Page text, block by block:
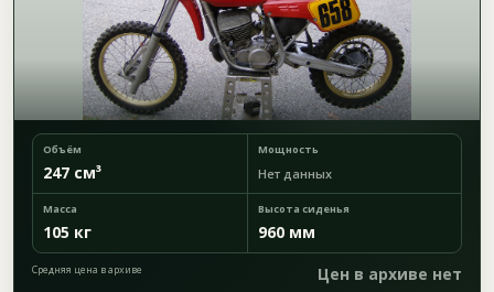
Объём
247 см³
Мощность
Нет данных
Масса
105 кг
Высота сиденья
960 мм
Средняя цена в архиве Цен в архиве нет